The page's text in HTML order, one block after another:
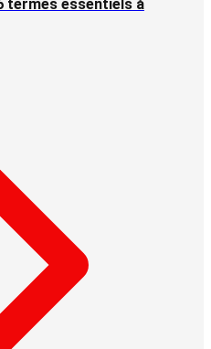
termes essentiels à